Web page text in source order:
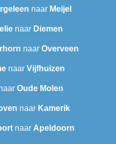
naar Meijel
naar Diemen
naar Overveen
naar Vijfhuizen
Oude Molen
naar Kamerik
naar Apeldoorn